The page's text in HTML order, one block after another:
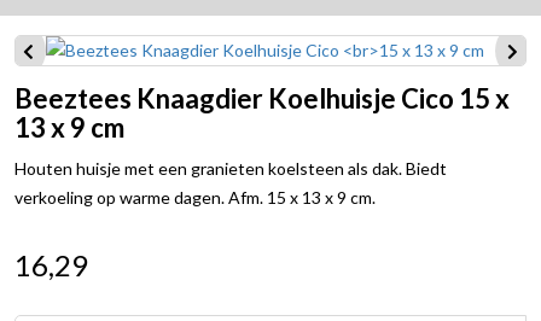
Beeztees Knaagdier Koelhuisje Cico 15 x
13 x 9 cm
Houten huisje met een granieten koelsteen als dak. Biedt
verkoeling op warme dagen. Afm. 15 x 13 x 9 cm.
16,29